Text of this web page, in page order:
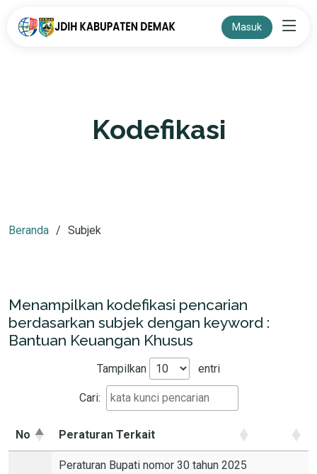
Masuk
Kodefikasi
Beranda Subjek
Menampilkan kodefikasi pencarian
berdasarkan subjek dengan keyword :
Bantuan Keuangan Khusus
Tampilkan entri
Cari:
No Peraturan Terkait
Peraturan Bupati nomor 30 tahun 2025